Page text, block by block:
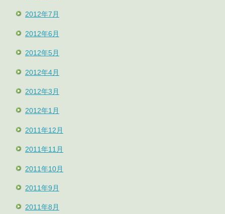
2012年7月
2012年6月
2012年5月
2012年4月
2012年3月
2012年1月
2011年12月
2011年11月
2011年10月
2011年9月
2011年8月